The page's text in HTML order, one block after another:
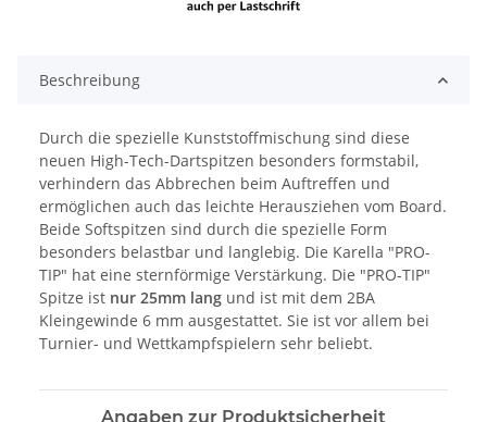
Beschreibung
Durch die spezielle Kunststoffmischung sind diese
neuen High-Tech-Dartspitzen besonders formstabil,
verhindern das Abbrechen beim Auftreffen und
ermöglichen auch das leichte Herausziehen vom Board.
Beide Softspitzen sind durch die spezielle Form
besonders belastbar und langlebig. Die Karella "PRO-
TIP" hat eine sternförmige Verstärkung. Die "PRO-TIP"
Spitze ist nur 25mm lang und ist mit dem 2BA
Kleingewinde 6 mm ausgestattet. Sie ist vor allem bei
Turnier- und Wettkampfspielern sehr beliebt.
Angaben zur Produktsicherheit